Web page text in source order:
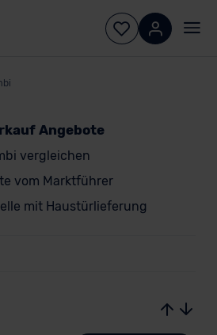
Angebote
vergleichen
vom Marktführer
mit Haustürlieferung